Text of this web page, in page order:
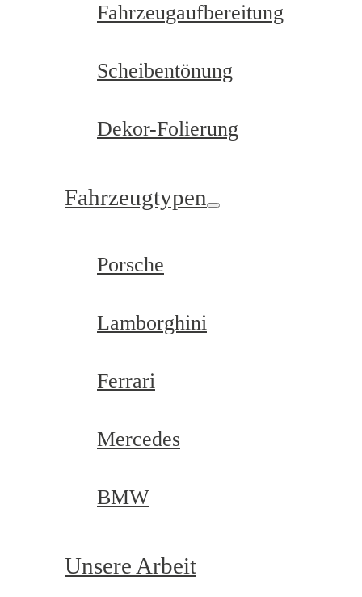
Fahrzeugaufbereitung
Scheibentönung
Dekor-Folierung
Fahrzeugtypen
Porsche
Lamborghini
Ferrari
Mercedes
BMW
Unsere Arbeit